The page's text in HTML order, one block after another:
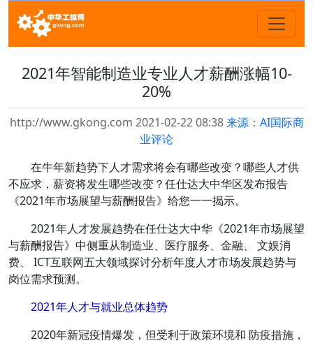
2021年智能制造业专业人才薪酬涨幅10-
20%
http://www.gkong.com 2021-02-22 08:38来源：AI国际商
业评论
在牛年新趋势下人才需求将会有哪些改变？哪些人才供
不应求，薪资将发生哪些改变？任仕达大中华区发布报告
《2021年市场展望与薪酬报告》 给您一一揭示。
2021年人才发展趋势在任仕达大中华《2021年市场展望
与薪酬报告》中侧重从制造业、医疗服务、金融、 文娱消
费、 ICT互联网五大领域探讨分析年度人才市场发展趋势与
岗位需求预测。
2021年人才与就业总体趋势
2020年新冠疫情爆发，但受利于政策环境和 防疫措施，